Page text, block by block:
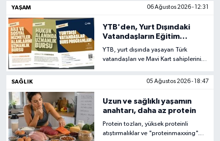
bilgi alışverişinde bulundu.
YAŞAM 06 Ağustos 2026 - 12:31
YTB'den, Yurt Dışındaki
Vatandaşların Eğitim
Yolculuğunu Burs Desteği
YTB, yurt dışında yaşayan Türk
vatandaşları ve Mavi Kart sahiplerinin
desteklemek amacıyla burs
SAĞLIK 05 Ağustos 2026 - 18:47
Uzun ve sağlıklı yaşamın
anahtarı, daha az protein
Protein tozları, yüksek proteinli
atıştırmalıklar ve "proteinmaxxing"